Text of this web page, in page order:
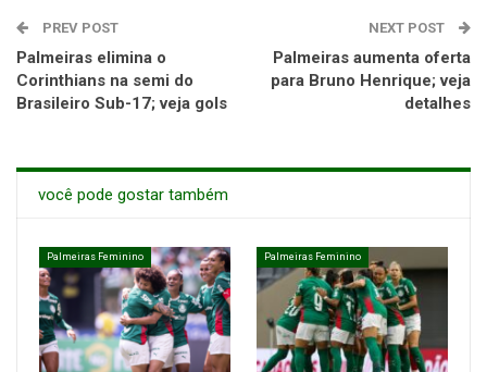
PREV POST
Palmeiras elimina o
Corinthians na semi do
Brasileiro Sub-17; veja gols
NEXT POST
Palmeiras aumenta oferta
para Bruno Henrique; veja
detalhes
você pode gostar também
Palmeiras Feminino Palmeiras Feminino